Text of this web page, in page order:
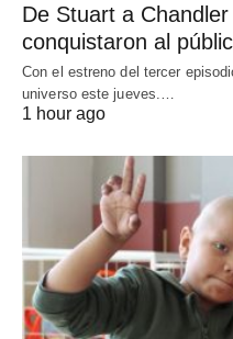
De Stuart a
conquistaron al
Con el estreno del tercer
universo este jueves.…
1 hour ago